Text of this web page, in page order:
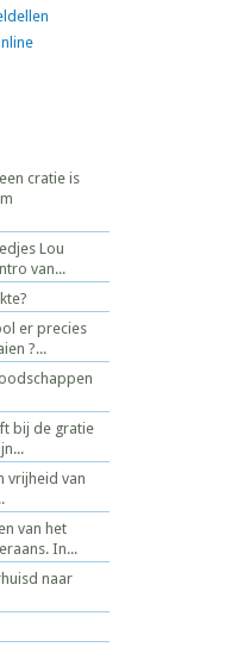
cratie is
Lou
van...
er precies
?...
bij de gratie
vrijheid van
van het
In...
naar